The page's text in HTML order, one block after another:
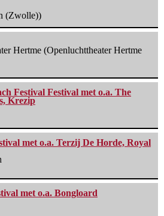
(Zwolle))
Hertme (Openluchttheater Hertme
Festival Festival met o.a. The
Krezip
met o.a. Terzij De Horde, Royal
met o.a. Bongloard